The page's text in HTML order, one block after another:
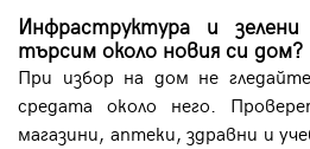
Инфраструктура и
търсим около новия си дом?
При избор на дом не
средата около него.
магазини, аптеки, здравни и